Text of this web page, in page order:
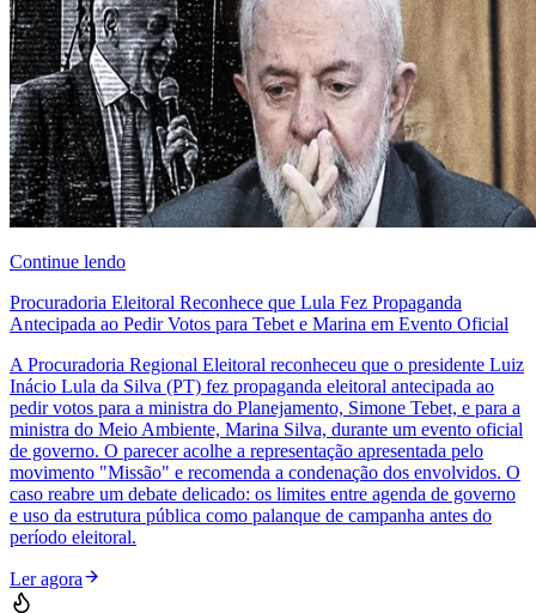
Continue lendo
Procuradoria Eleitoral Reconhece que Lula Fez Propaganda
Antecipada ao Pedir Votos para Tebet e Marina em Evento Oficial
A Procuradoria Regional Eleitoral reconheceu que o presidente Luiz
Inácio Lula da Silva (PT) fez propaganda eleitoral antecipada ao
pedir votos para a ministra do Planejamento, Simone Tebet, e para a
ministra do Meio Ambiente, Marina Silva, durante um evento oficial
de governo. O parecer acolhe a representação apresentada pelo
movimento "Missão" e recomenda a condenação dos envolvidos. O
caso reabre um debate delicado: os limites entre agenda de governo
e uso da estrutura pública como palanque de campanha antes do
período eleitoral.
Ler agora